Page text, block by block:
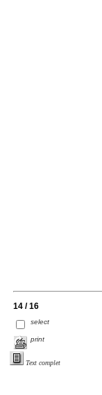
14 / 16
select
print
Text complet